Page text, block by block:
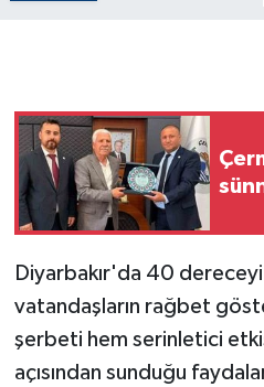
Diyarbakır'da 40 dereceyi
vatandaşların rağbet
şerbeti hem serinletici
açısından sunduğu
GENEL
GÜNDEM
Güvenlik
HABERDE İNSAN
İNSAN